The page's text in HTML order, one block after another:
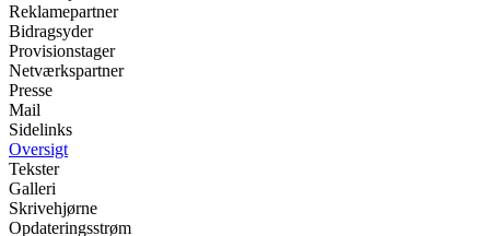
Reklamepartner
Bidragsyder
Provisionstager
Netværkspartner
Presse
Mail
Sidelinks
Oversigt
Tekster
Galleri
Skrivehjørne
Opdateringsstrøm